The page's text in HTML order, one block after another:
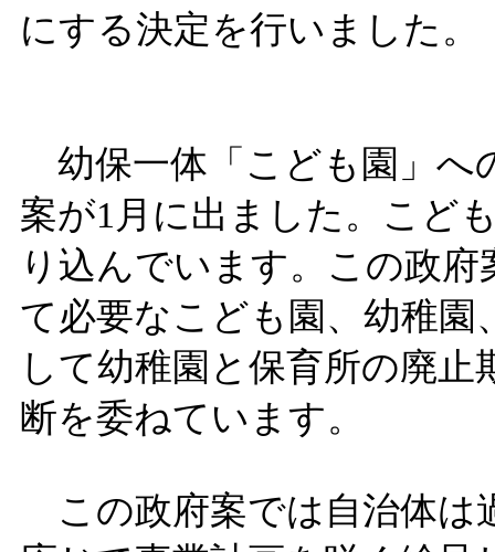
にする決定を行いました。
幼保一体「こども園」へ
案が1月に出ました。こど
り込んでいます。この政
て必要なこども園、幼稚園
して幼稚園と保育所の廃
断を委ねています。
この政府案では自治体は